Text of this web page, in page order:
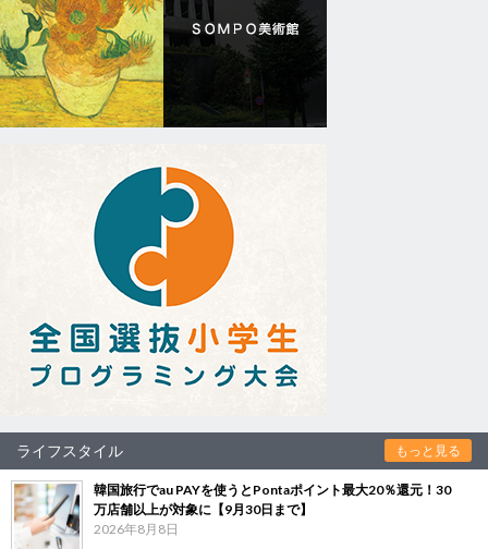
ライフスタイル もっと見る
韓国旅行でau PAYを使うとPontaポイント最大20％還元！30
万店舗以上が対象に【9月30日まで】
2026年8月8日